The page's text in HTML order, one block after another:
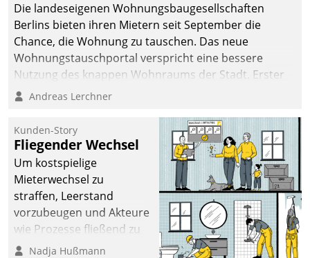
Die landeseigenen Wohnungsbaugesellschaften
Berlins bieten ihren Mietern seit September die
Chance, die Wohnung zu tauschen. Das neue
Wohnungstauschportal verspricht eine bessere
Nutzung des knappen Wohnraums der Stadt. Erster
Anwendungsfall für Datatrains Lösung API-Hub mit
Unternehmen.
Andreas Lerchner
Kunden-Story
Fliegender Wechsel
Um kostspielige
Mieterwechsel zu
straffen, Leerstand
vorzubeugen und Akteure
wie Prozesse fließend zu
vernetzen, nutzt die
Nadja Hußmann